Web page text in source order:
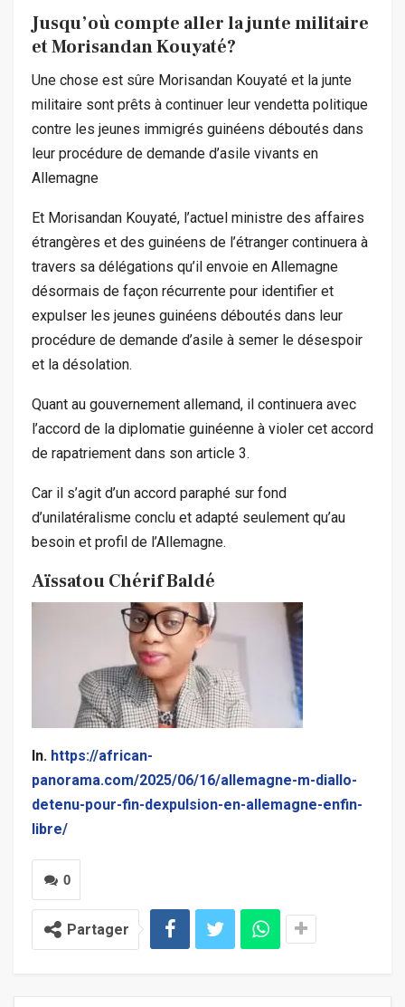
Jusqu’où compte aller la junte militaire
et Morisandan Kouyaté?
Une chose est sûre Morisandan Kouyaté et la junte
militaire sont prêts à continuer leur vendetta politique
contre les jeunes immigrés guinéens déboutés dans
leur procédure de demande d’asile vivants en
Allemagne
Et Morisandan Kouyaté, l’actuel ministre des affaires
étrangères et des guinéens de l’étranger continuera à
travers sa délégations qu’il envoie en Allemagne
désormais de façon récurrente pour identifier et
expulser les jeunes guinéens déboutés dans leur
procédure de demande d’asile à semer le désespoir
et la désolation.
Quant au gouvernement allemand, il continuera avec
l’accord de la diplomatie guinéenne à violer cet accord
de rapatriement dans son article 3.
Car il s’agit d’un accord paraphé sur fond
d’unilatéralisme conclu et adapté seulement qu’au
besoin et profil de l’Allemagne.
Aïssatou Chérif Baldé
In. https://african-
panorama.com/2025/06/16/allemagne-m-diallo-
detenu-pour-fin-dexpulsion-en-allemagne-enfin-
libre/
0
Partager